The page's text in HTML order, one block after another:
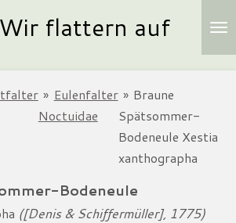
Wir flattern auf
» Eulenfalter
Noctuidae
» Braune
Spätsommer-
Bodeneule Xestia
xanthographa
Bodeneule
([Denis & Schiffermüller], 1775)